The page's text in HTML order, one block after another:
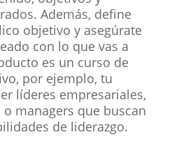
Además, define
objetivo y asegúrate
con lo que vas a
es un curso de
por ejemplo, tu
líderes empresariales,
managers que buscan
de liderazgo.